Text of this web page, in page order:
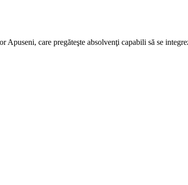
care pregăteşte absolvenţi capabili să se